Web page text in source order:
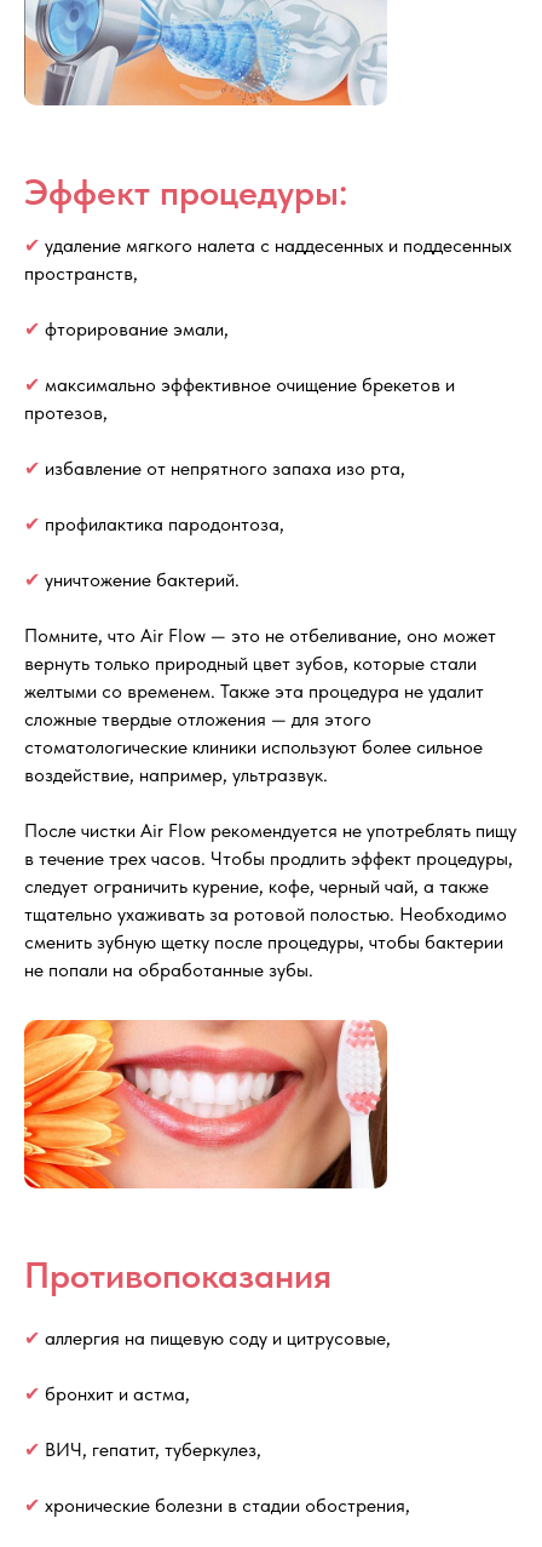
Эффект процедуры:
✔ удаление мягкого налета с наддесенных и поддесенных
пространств,
✔ фторирование эмали,
✔ максимально эффективное очищение брекетов и
протезов,
✔ избавление от непрятного запаха изо рта,
✔ профилактика пародонтоза,
✔ уничтожение бактерий.
Помните, что Air Flow — это не отбеливание, оно может
вернуть только природный цвет зубов, которые стали
желтыми со временем. Также эта процедура не удалит
сложные твердые отложения — для этого
стоматологические клиники используют более сильное
воздействие, например, ультразвук.
После чистки Air Flow рекомендуется не употреблять пищу
в течение трех часов. Чтобы продлить эффект процедуры,
следует ограничить курение, кофе, черный чай, а также
тщательно ухаживать за ротовой полостью. Необходимо
сменить зубную щетку после процедуры, чтобы бактерии
не попали на обработанные зубы.
Противопоказания
✔ аллергия на пищевую соду и цитрусовые,
✔ бронхит и астма,
✔ ВИЧ, гепатит, туберкулез,
✔ хронические болезни в стадии обострения,